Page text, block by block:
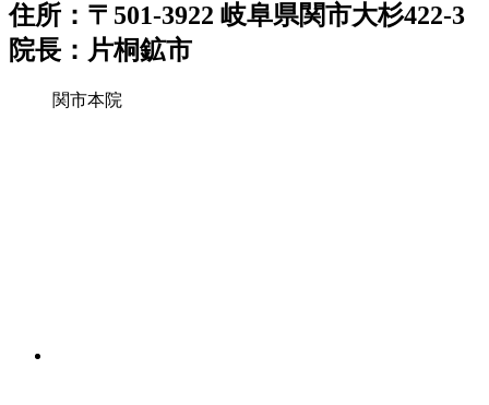
住所：〒501-3922 岐阜県関市大杉422-3
院長：片桐鉱市
関市本院